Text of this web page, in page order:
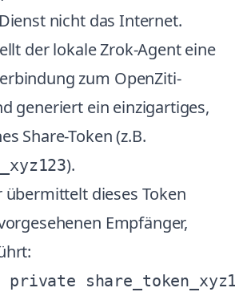
nicht das Internet.
der lokale Zrok-Agent eine
zum OpenZiti-
generiert ein einzigartiges,
Share-Token (z.B.
).
übermittelt dieses Token
Empfänger,